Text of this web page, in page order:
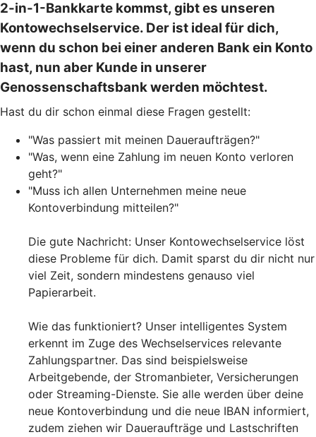
2-in-1-Bankkarte kommst, gibt es unseren
Kontowechselservice. Der ist ideal für dich,
wenn du schon bei einer anderen Bank ein Konto
hast, nun aber Kunde in unserer
Genossenschaftsbank werden möchtest.
Hast du dir schon einmal diese Fragen gestellt:
"Was passiert mit meinen Daueraufträgen?"
"Was, wenn eine Zahlung im neuen Konto verloren
geht?"
"Muss ich allen Unternehmen meine neue
Kontoverbindung mitteilen?"
Die gute Nachricht: Unser Kontowechselservice löst
diese Probleme für dich. Damit sparst du dir nicht nur
viel Zeit, sondern mindestens genauso viel
Papierarbeit.
Wie das funktioniert? Unser intelligentes System
erkennt im Zuge des Wechselservices relevante
Zahlungspartner. Das sind beispielsweise
Arbeitgebende, der Stromanbieter, Versicherungen
oder Streaming-Dienste. Sie alle werden über deine
neue Kontoverbindung und die neue IBAN informiert,
zudem ziehen wir Daueraufträge und Lastschriften